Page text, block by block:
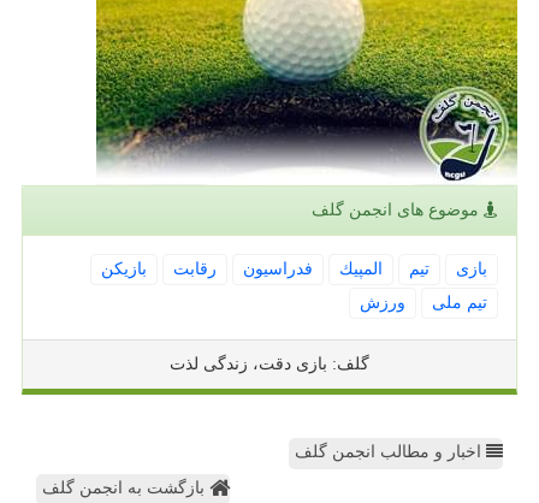
موضوع های انجمن گلف
بازی تیم المپیك فدراسیون رقابت
بازیكن
تیم ملی
ورزش
گلف: بازی دقت، زندگی لذت
اخبار و مطالب انجمن گلف
بازگشت به انجمن گلف